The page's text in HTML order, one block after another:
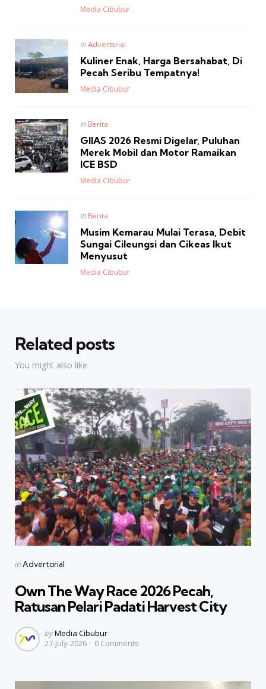
Posted
Media Cibubur
Posted
in Advertorial
Kuliner Enak, Harga Bersahabat, Di
Pecah Seribu Tempatnya!
Posted
Media Cibubur
Posted
in Berita
GIIAS 2026 Resmi Digelar, Puluhan
Merek Mobil dan Motor Ramaikan
ICE BSD
Posted
Media Cibubur
Posted
in Berita
Musim Kemarau Mulai Terasa, Debit
Sungai Cileungsi dan Cikeas Ikut
Menyusut
Posted
Media Cibubur
Related posts
You might also like
Categories
Posted
inAdvertorial
Own The Way Race 2026 Pecah,
Ratusan Pelari Padati Harvest City
Posted
by
byMedia Cibubur
27-July-2026
0 Comments